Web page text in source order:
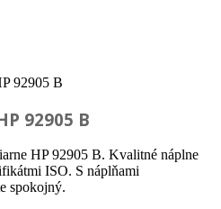
92905 B
HP 92905 B. Kvalitné náplne
ISO. S náplňami
spokojný.